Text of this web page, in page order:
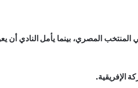
المصري، بينما يأمل النادي أن
الإفريقية.